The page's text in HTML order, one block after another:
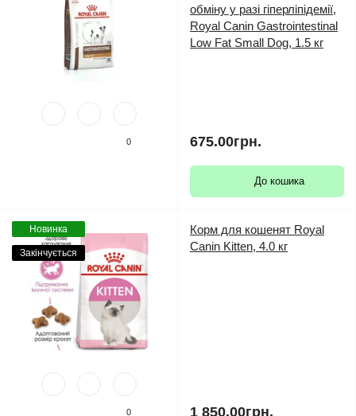
0
обміну у разі гіперліпідемії,
Royal Canin Gastrointestinal
Low Fat Small Dog, 1.5 кг
675.00грн.
До кошика
Новинка
Закінчується
0
Корм для кошенят Royal
Canin Kitten, 4.0 кг
1 850.00грн.